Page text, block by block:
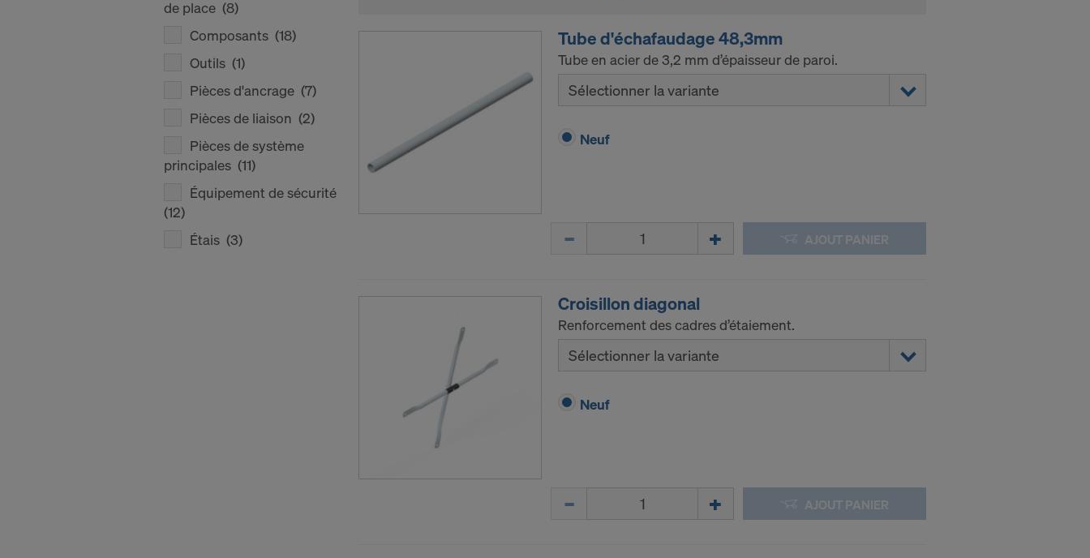
de place (8)
Composants (18)
Outils (1)
Pièces d'ancrage (7)
Pièces de liaison (2)
Pièces de système
principales (11)
Équipement de sécurité
(12)
Étais (3)
Tube d'échafaudage 48,3mm
Tube en acier de 3,2 mm d’épaisseur de paroi.
Sélectionner la variante
Neuf
AJOUT PANIER
Croisillon diagonal
Renforcement des cadres d’étaiement.
Sélectionner la variante
Neuf
AJOUT PANIER